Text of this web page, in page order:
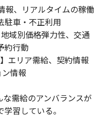
報、リアルタイムの稼働
駐車・不正利用
域別価格弾力性、交通
約行動
】エリア需給、契約情報
情報
需給のアンバランスが
習している。